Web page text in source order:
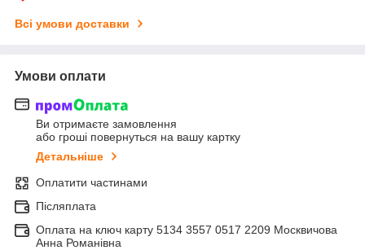
Всі умови доставки
Умови оплати
Ви отримаєте замовлення
або гроші повернуться на вашу картку
Детальніше
Оплатити частинами
Післяплата
Оплата на ключ карту 5134 3557 0517 2209 Москвичова
Анна Романівна